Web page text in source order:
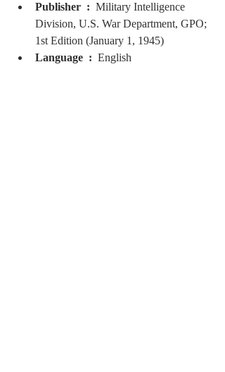
Publisher ‏ : ‎ Military Intelligence
Division, U.S. War Department, GPO;
1st Edition (January 1, 1945)
Language ‏ : ‎ English